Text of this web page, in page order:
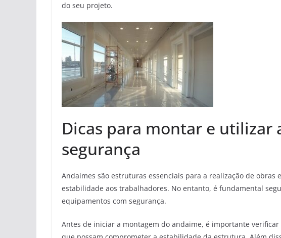
do seu projeto.
Dicas para montar e utilizar
segurança
Andaimes são estruturas essenciais para a realização de
estabilidade aos trabalhadores. No entanto, é fundamental
equipamentos com segurança.
Antes de iniciar a montagem do andaime, é importante